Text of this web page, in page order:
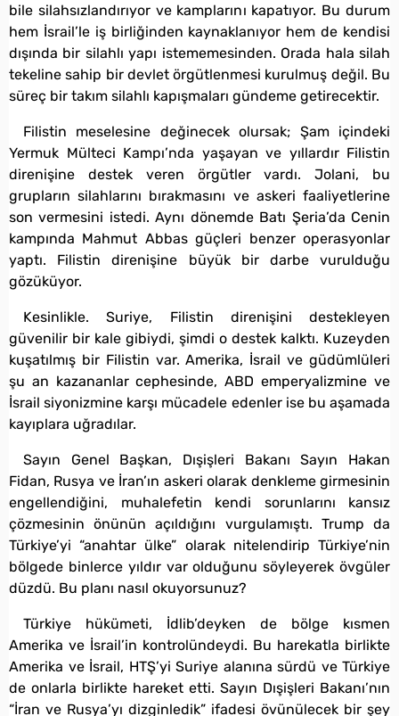
bile silahsızlandırıyor ve kamplarını kapatıyor. Bu durum
hem İsrail’le iş birliğinden kaynaklanıyor hem de kendisi
dışında bir silahlı yapı istememesinden. Orada hala silah
tekeline sahip bir devlet örgütlenmesi kurulmuş değil. Bu
süreç bir takım silahlı kapışmaları gündeme getirecektir.
Filistin meselesine değinecek olursak; Şam içindeki
Yermuk Mülteci Kampı’nda yaşayan ve yıllardır Filistin
direnişine destek veren örgütler vardı. Jolani, bu
grupların silahlarını bırakmasını ve askeri faaliyetlerine
son vermesini istedi. Aynı dönemde Batı Şeria’da Cenin
kampında Mahmut Abbas güçleri benzer operasyonlar
yaptı. Filistin direnişine büyük bir darbe vurulduğu
gözüküyor.
Kesinlikle. Suriye, Filistin direnişini destekleyen
güvenilir bir kale gibiydi, şimdi o destek kalktı. Kuzeyden
kuşatılmış bir Filistin var. Amerika, İsrail ve güdümlüleri
şu an kazananlar cephesinde, ABD emperyalizmine ve
İsrail siyonizmine karşı mücadele edenler ise bu aşamada
kayıplara uğradılar.
Sayın Genel Başkan, Dışişleri Bakanı Sayın Hakan
Fidan, Rusya ve İran’ın askeri olarak denkleme girmesinin
engellendiğini, muhalefetin kendi sorunlarını kansız
çözmesinin önünün açıldığını vurgulamıştı. Trump da
Türkiye’yi “anahtar ülke” olarak nitelendirip Türkiye’nin
bölgede binlerce yıldır var olduğunu söyleyerek övgüler
düzdü. Bu planı nasıl okuyorsunuz?
Türkiye hükümeti, İdlib’deyken de bölge kısmen
Amerika ve İsrail’in kontrolündeydi. Bu harekatla birlikte
Amerika ve İsrail, HTŞ’yi Suriye alanına sürdü ve Türkiye
de onlarla birlikte hareket etti. Sayın Dışişleri Bakanı’nın
“İran ve Rusya’yı dizginledik” ifadesi övünülecek bir şey